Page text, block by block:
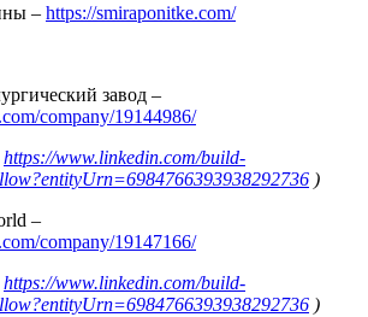
– https://smiraponitke.com/
завод –
company/19144986/
https://www.linkedin.com/build-
)
–
company/19147166/
https://www.linkedin.com/build-
)